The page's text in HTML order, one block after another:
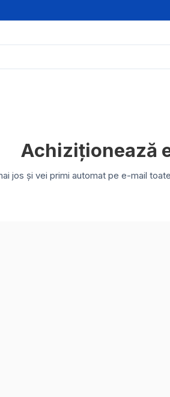
Achiziționează
jos și vei primi automat pe e-mail